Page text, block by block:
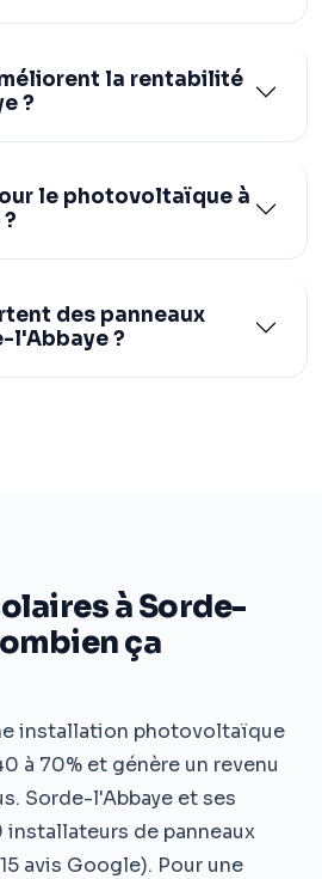
à Sorde-
ça
installation photovoltaïque
à 70% et génère un revenu
Sorde-l'Abbaye et ses
de panneaux
avis Google). Pour une
la rentabilité
?
le photovoltaïque à
des panneaux
l'Abbaye ?